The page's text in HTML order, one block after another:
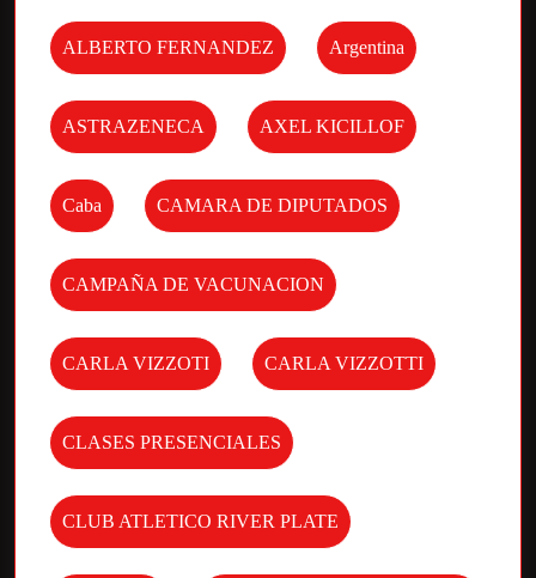
ALBERTO FERNANDEZ Argentina
ASTRAZENECA AXEL KICILLOF
Caba CAMARA DE DIPUTADOS
CAMPAÑA DE VACUNACION
CARLA VIZZOTI CARLA VIZZOTTI
CLASES PRESENCIALES
CLUB ATLETICO RIVER PLATE